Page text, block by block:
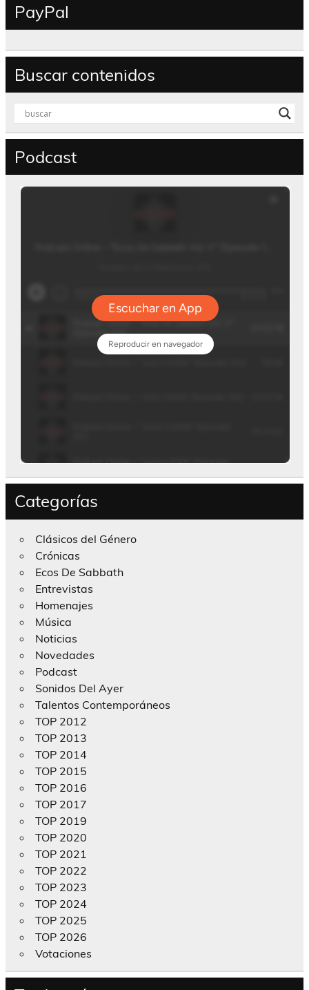
PayPal
Buscar contenidos
Podcast
Categorías
Clásicos del Género
Crónicas
Ecos De Sabbath
Entrevistas
Homenajes
Música
Noticias
Novedades
Podcast
Sonidos Del Ayer
Talentos Contemporáneos
TOP 2012
TOP 2013
TOP 2014
TOP 2015
TOP 2016
TOP 2017
TOP 2019
TOP 2020
TOP 2021
TOP 2022
TOP 2023
TOP 2024
TOP 2025
TOP 2026
Votaciones